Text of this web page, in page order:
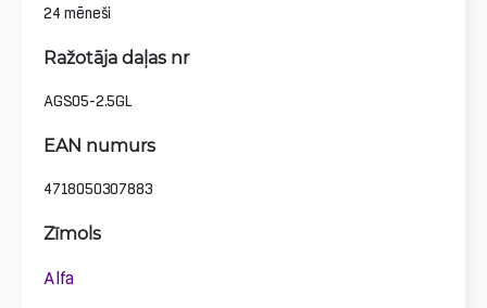
24 mēneši
Ražotāja daļas nr
AGS05-2.5GL
EAN numurs
4718050307883
Zīmols
Alfa